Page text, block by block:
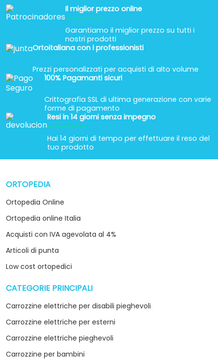
Il miglior prezzo online
Garantiamo il miglior prezzo su tutti i
nostri prodotti
Ortoitaliana con i professionisti
Prezzi personalizzati per acquisti di alto volume
100% Pagamanti sicuri
Crittografia SSL di ultima generazione con varie
forme di pagamento
Resi in 14 giorni senza impegno
Hai 14 giorni di tempo per effettuare il reso del
tuo prodotto
ORTOPEDIA
Ortopedia Online
Ortopedia online Italia
Acquisti con IVA agevolata al 4%
Articoli di punta
Low cost ortopedici
CATEGORIE PRINCIPALI
Carrozzine elettriche per disabili pieghevoli
Carrozzine elettriche per esterni
Carrozzine elettriche pieghevoli
Carrozzine per bambini